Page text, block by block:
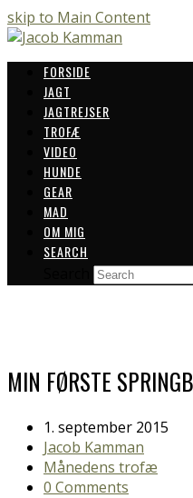
skip to Main Content
FORSIDE
JAGT
JAGTREJSER
TROFÆ
VIDEO
HUNDE
GEAR
MAD
OM MIG
SEARCH
MIN FØRSTE
1. september 2015
Jacob Kamman
Månedens trofæ
0 Comments